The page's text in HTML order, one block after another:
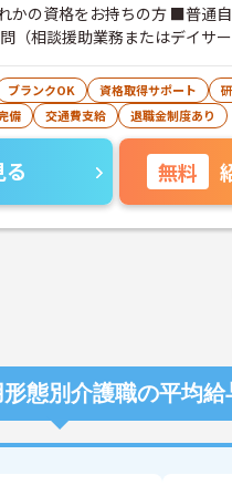
かの資格をお持ちの方 ■普通
（相談援助業務またはデイサ
ブランクOK 資格取得サポート
備
交通費支給 退職金制度あり
無料
態別介護職の平均給